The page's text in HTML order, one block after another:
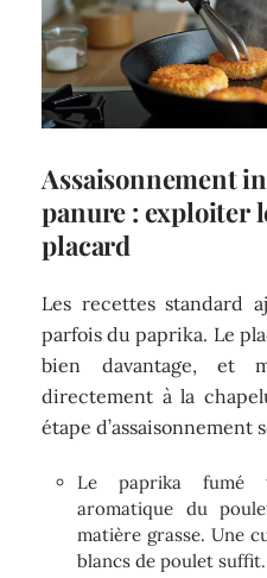
Assaisonnement
panure : exploiter
placard
Les recettes standard
parfois du paprika. Le
bien davantage, et
directement à la
étape d’assaisonnement
Le paprika fumé
aromatique du
matière grasse. Une
blancs de poulet suffit.